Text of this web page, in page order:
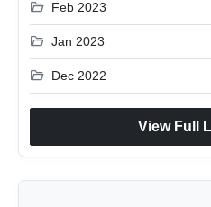
folder_open Feb 2023
folder_open Jan 2023
folder_open Dec 2022
View Full